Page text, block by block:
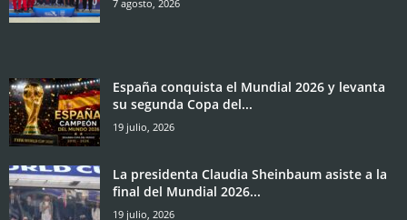
7 agosto, 2026
España conquista el Mundial 2026 y levanta
su segunda Copa del...
19 julio, 2026
La presidenta Claudia Sheinbaum asiste a la
final del Mundial 2026...
19 julio, 2026